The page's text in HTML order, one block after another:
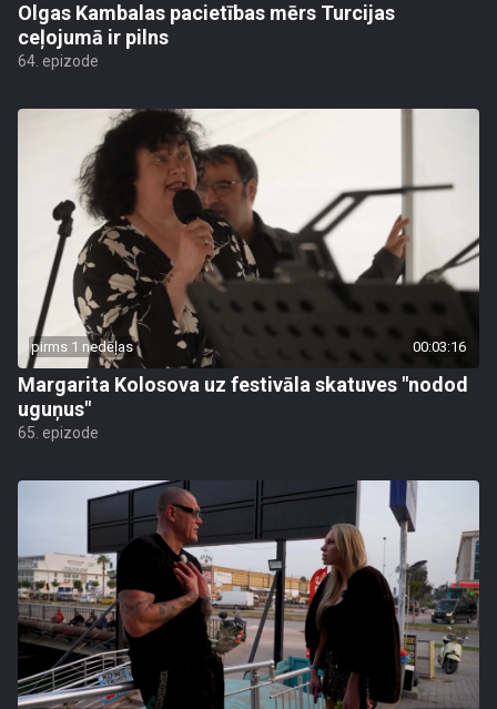
Olgas Kambalas pacietības mērs Turcijas
ceļojumā ir pilns
64. epizode
pirms 1 nedēļas 00:03:16
Margarita Kolosova uz festivāla skatuves "nodod
uguņus"
65. epizode